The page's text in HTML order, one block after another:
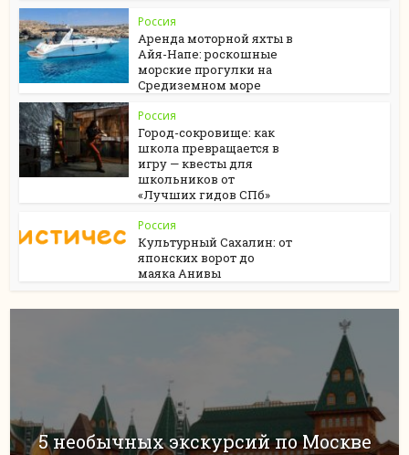
Россия
Аренда моторной яхты в
Айя-Напе: роскошные
морские прогулки на
Средиземном море
Россия
Город-сокровище: как
школа превращается в
игру — квесты для
школьников от
«Лучших гидов СПб»
Россия
Культурный Сахалин: от
японских ворот до
маяка Анивы
5 необычных экскурсий по Москве